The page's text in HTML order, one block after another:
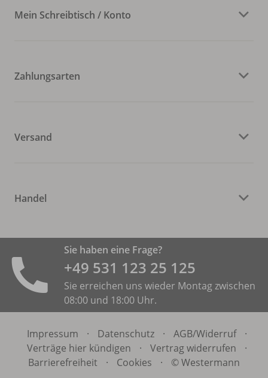
Mein Schreibtisch / Konto
Zahlungsarten
Versand
Handel
Sie haben eine Frage?
+49 531 ­123 25 125
Sie erreichen uns wieder Montag zwischen
08:00 und 18:00 Uhr.
Impressum · Datenschutz · AGB/Widerruf
·
Verträge hier kündigen
· Vertrag widerrufen
·
Barrierefreiheit
· Cookies · © Westermann